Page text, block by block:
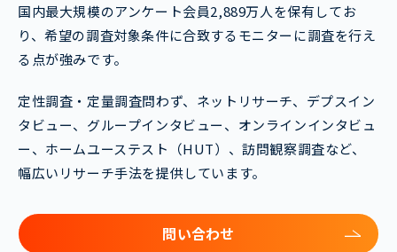
国内最大規模のアンケート会員2,889万人を保有してお
り、希望の調査対象条件に合致するモニターに調査を行え
る点が強みです。
定性調査・定量調査問わず、ネットリサーチ、デプスイン
タビュー、グループインタビュー、オンラインインタビュ
ー、ホームユーステスト（HUT）、訪問観察調査など、
幅広いリサーチ手法を提供しています。
問い合わせ